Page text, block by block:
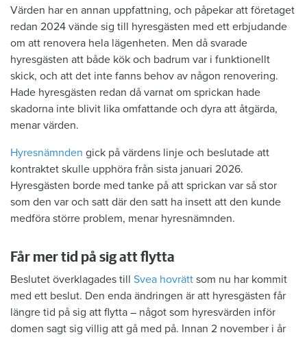
Värden har en annan uppfattning, och påpekar att företaget
redan 2024 vände sig till hyresgästen med ett erbjudande
om att renovera hela lägenheten. Men då svarade
hyresgästen att både kök och badrum var i funktionellt
skick, och att det inte fanns behov av någon renovering.
Hade hyresgästen redan då varnat om sprickan hade
skadorna inte blivit lika omfattande och dyra att åtgärda,
menar värden.
Hyresnämnden gick på värdens linje och beslutade att
kontraktet skulle upphöra från sista januari 2026.
Hyresgästen borde med tanke på att sprickan var så stor
som den var och satt där den satt ha insett att den kunde
medföra större problem, menar hyresnämnden.
Får mer tid på sig att flytta
Beslutet överklagades till Svea hovrätt som nu har kommit
med ett beslut. Den enda ändringen är att hyresgästen får
längre tid på sig att flytta – något som hyresvärden inför
domen sagt sig villig att gå med på. Innan 2 november i år